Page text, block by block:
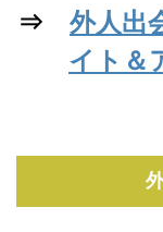
⇒ 外人出
イト＆